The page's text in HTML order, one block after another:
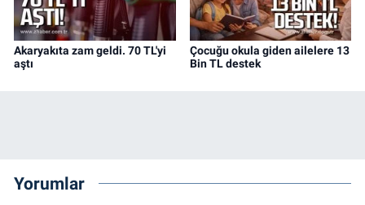
Akaryakıta zam geldi. 70 TL'yi
aştı
Çocuğu okula giden ailelere 13
Bin TL destek
Yorumlar